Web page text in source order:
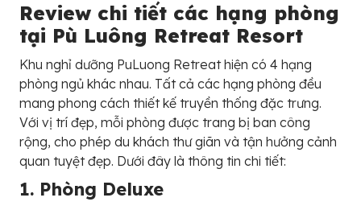
Review chi tiết các hạng phòng
tại Pù Luông Retreat Resort
Khu nghỉ dưỡng PuLuong Retreat hiện có 4 hạng
phòng ngủ khác nhau. Tất cả các hạng phòng đều
mang phong cách thiết kế truyền thống đặc trưng.
Với vị trí đẹp, mỗi phòng được trang bị ban công
rộng, cho phép du khách thư giãn và tận hưởng cảnh
quan tuyệt đẹp. Dưới đây là thông tin chi tiết:
1. Phòng Deluxe